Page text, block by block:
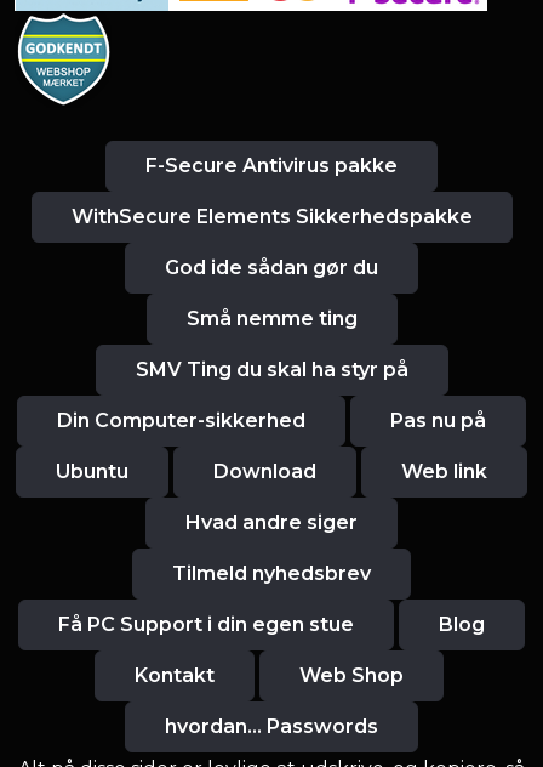
F-Secure Antivirus pakke
WithSecure Elements Sikkerhedspakke
God ide sådan gør du
Små nemme ting
SMV Ting du skal ha styr på
Din Computer-sikkerhed Pas nu på
Ubuntu Download Web link
Hvad andre siger
Tilmeld nyhedsbrev
Få PC Support i din egen stue Blog
Kontakt Web Shop
hvordan... Passwords